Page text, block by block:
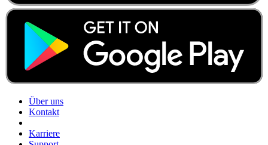
Über uns
Kontakt
Karriere